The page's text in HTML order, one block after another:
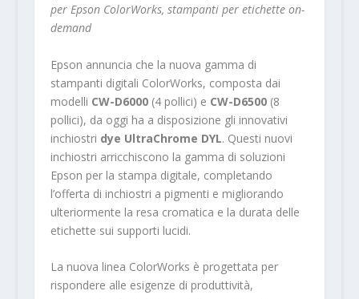
per Epson ColorWorks, stampanti per etichette on-
demand
Epson annuncia che la nuova gamma di
stampanti digitali ColorWorks, composta dai
modelli CW-D6000(4 pollici) e CW-D6500(8
pollici), da oggi ha a disposizione gli innovativi
inchiostri dye UltraChrome DYL. Questi nuovi
inchiostri arricchiscono la gamma di soluzioni
Epson per la stampa digitale, completando
l’offerta di inchiostri a pigmenti e migliorando
ulteriormente la resa cromatica e la durata delle
etichette sui supporti lucidi.
La nuova linea ColorWorks è progettata per
rispondere alle esigenze di produttività,